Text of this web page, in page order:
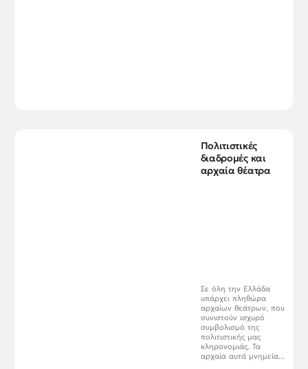
Πολιτιστικές
διαδρομές και
αρχαία θέατρα
Σε όλη την Ελλάδα
υπάρχει πληθώρα
αρχαίων θεάτρων, που
συνιστούν ισχυρό
συμβολισμό της
πολιτιστικής μας
κληρονομιάς. Τα
αρχαία αυτά μνημεία...